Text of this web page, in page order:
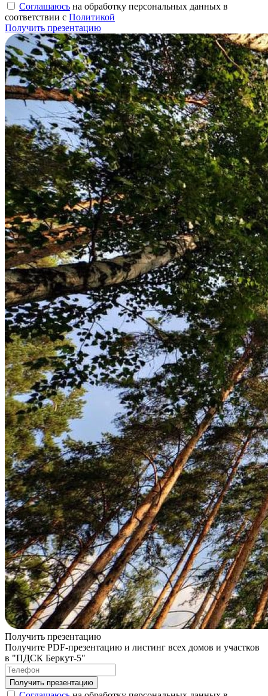
Соглашаюсь на обработку персональных данных в
соответствии с Политикой
Получить презентацию
Получить презентацию
Получите PDF-презентацию и листинг всех домов и участков
в "ПДСК Беркут-5"